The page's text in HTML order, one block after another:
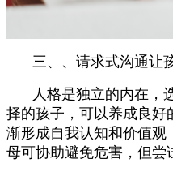
三、、请求式沟通让
人格是独立的内在，
择的孩子，可以养成良好
渐形成自我认知和价值观
母可协助避免危害，但尝